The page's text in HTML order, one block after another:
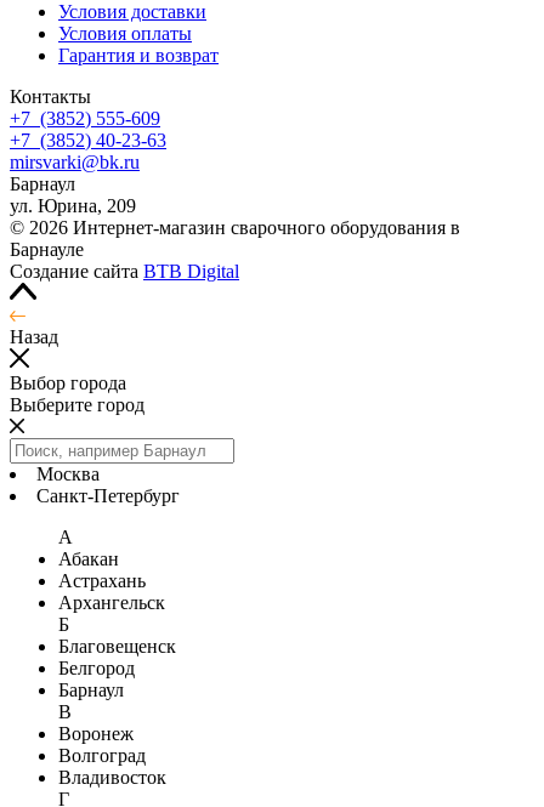
Условия доставки
Условия оплаты
Гарантия и возврат
Контакты
+7 (3852) 555-609
+7 (3852) 40-23-63
mirsvarki@bk.ru
Барнаул
ул. Юрина, 209
© 2026 Интернет-магазин сварочного оборудования в
Барнауле
Создание сайта BTB Digital
Назад
Выбор города
Выберите город
Москва
Санкт-Петербург
А
Абакан
Астрахань
Архангельск
Б
Благовещенск
Белгород
Барнаул
В
Воронеж
Волгоград
Владивосток
Г